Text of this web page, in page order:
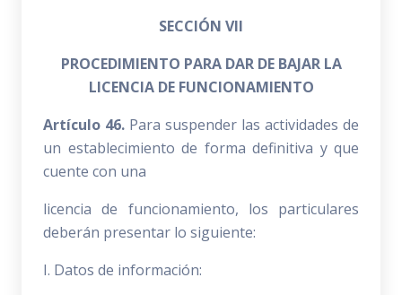
SECCIÓN VII
PROCEDIMIENTO PARA DAR DE BAJAR LA
LICENCIA DE FUNCIONAMIENTO
Artículo 46. Para suspender las actividades de
un establecimiento de forma definitiva y que
cuente con una
licencia de funcionamiento, los particulares
deberán presentar lo siguiente:
I. Datos de información: